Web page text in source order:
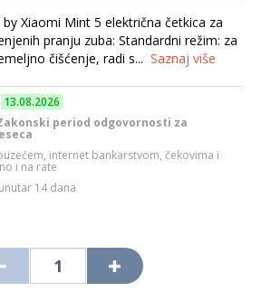
Xiaomi Mint 5 električna četkica za
pranju zuba: Standardni režim: za
čišćenje, radi s... Saznaj više
13.08.2026
period odgovornosti za
internet bankarstvom, čekovima i
i na rate
14 dana